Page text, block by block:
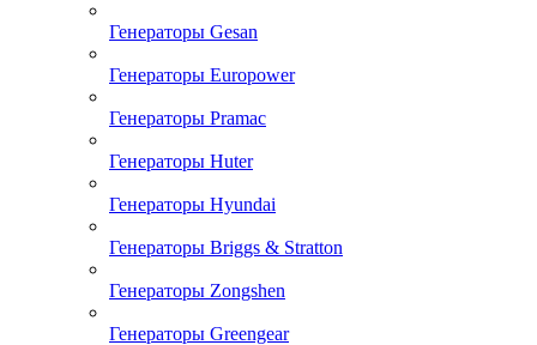
Генераторы Gesan
Генераторы Europower
Генераторы Pramac
Генераторы Huter
Генераторы Hyundai
Генераторы Briggs & Stratton
Генераторы Zongshen
Генераторы Greengear